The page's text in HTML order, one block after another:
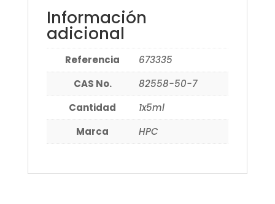
Información
adicional
Referencia
673335
CAS No.
82558-50-7
Cantidad
1x5ml
Marca
HPC